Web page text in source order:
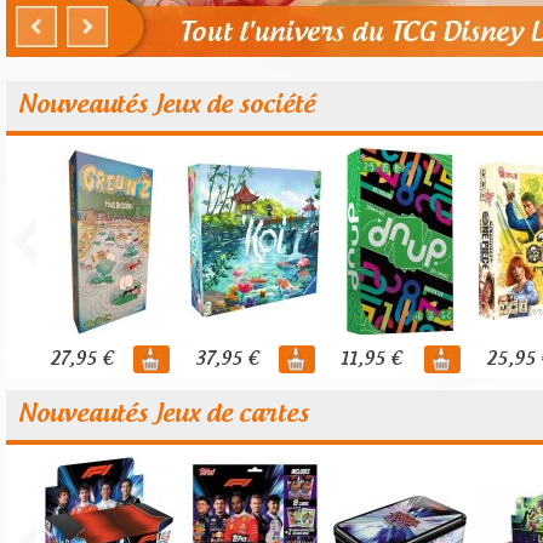
Nouveautés Jeux de société
27,95 € 37,95 € 11,95 € 25,95
Nouveautés Jeux de cartes